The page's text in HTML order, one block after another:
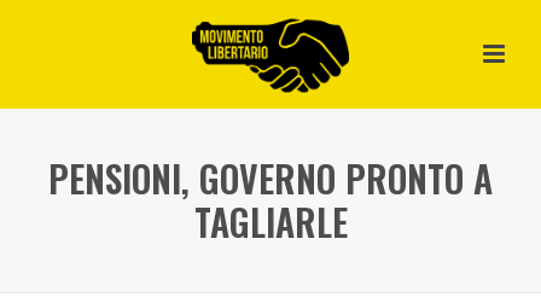
PENSIONI, GOVERNO PRONTO A
TAGLIARLE